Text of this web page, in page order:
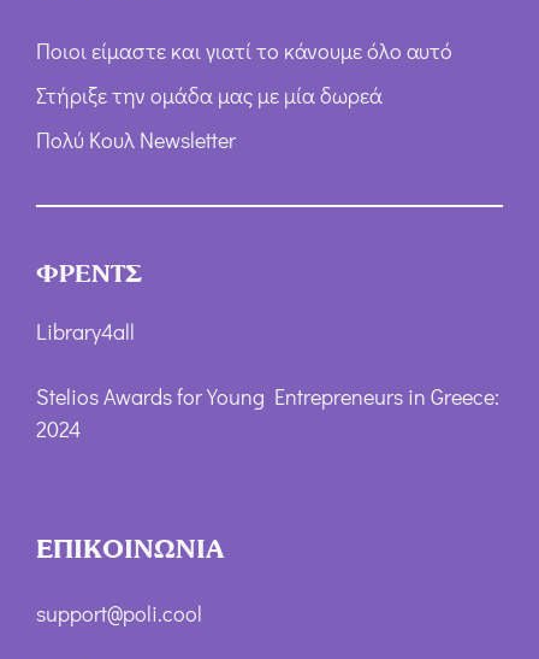
Ποιοι είμαστε και γιατί το κάνουμε όλο αυτό
Στήριξε την ομάδα μας με μία δωρεά
Πολύ Κουλ Newsletter
ΦΡΕΝΤΣ
Library4all
Stelios Awards for Young Entrepreneurs in Greece:
2024
ΕΠΙΚΟΙΝΩΝΙΑ
support@poli.cool